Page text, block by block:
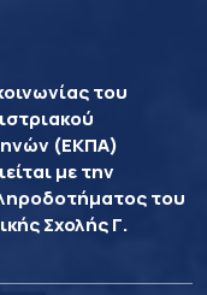
του
(ΕΚΠΑ)
με την
του
Σχολής Γ.